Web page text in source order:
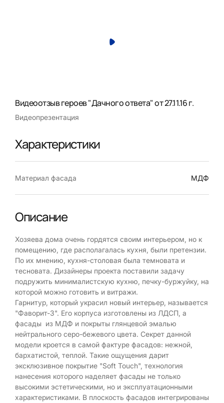
Видеоотзыв героев "Дачного ответа" от 27.11.16 г.
Видеопрезентация
Характеристики
Материал фасада МДФ
Описание
Хозяева дома очень гордятся своим интерьером, но к
помещению, где располагалась кухня, были претензии.
По их мнению, кухня-столовая была темновата и
тесновата. Дизайнеры проекта поставили задачу
подружить минималистскую кухню, печку-буржуйку, на
которой можно готовить и витражи.
Гарнитур, который украсил новый интерьер, называется
"Фаворит-3". Его корпуса изготовлены из ЛДСП, а
фасады из МДФ и покрыты глянцевой эмалью
нейтрального серо-бежевого цвета. Секрет данной
модели кроется в самой фактуре фасадов: нежной,
бархатистой, теплой. Такие ощущения дарит
эксклюзивное покрытие "Soft Touch", технология
нанесения которого наделяет фасады не только
высокими эстетическими, но и эксплуатационными
характеристиками. В плоскость фасадов интегрированы